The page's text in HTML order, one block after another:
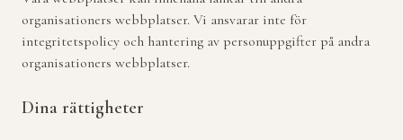
organisationers webbplatser. Vi ansvarar inte för
integritetspolicy och hantering av personuppgifter på andra
organisationers webbplatser.
Dina rättigheter